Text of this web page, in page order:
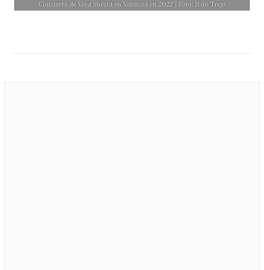
Concierto de Viva Suecia en Valencia en 2022 | Foto: Iván Trejo